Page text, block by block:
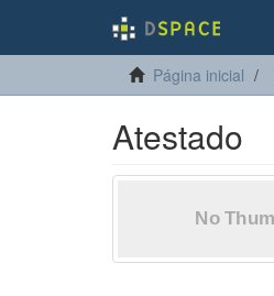
Página inicial
Atestado